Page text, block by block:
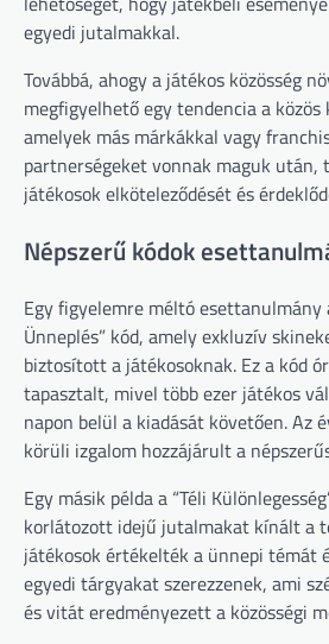
egyedi jutalmakkal.
Továbbá, ahogy a játékos közösség
megfigyelhető egy tendencia a közös
amelyek más márkákkal vagy
partnerségeket vonnak maguk után,
játékosok elköteleződését és
Népszerű kódok
Egy figyelemre méltó esettanulmány
Ünneplés” kód, amely exkluzív
biztosított a játékosoknak. Ez a kód
tapasztalt, mivel több ezer játékos
napon belül a kiadását követően. Az
körüli izgalom hozzájárult a
Egy másik példa a “Téli
korlátozott idejű jutalmakat kínált a
játékosok értékelték a ünnepi témát
egyedi tárgyakat szerezzenek, ami
és vitát eredményezett a közösségi